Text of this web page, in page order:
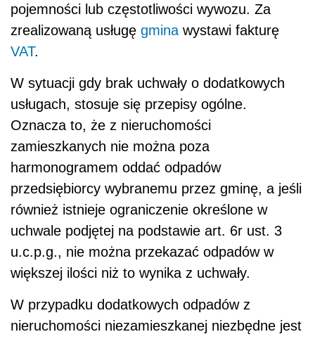
pojemności lub częstotliwości wywozu. Za
zrealizowaną usługę gmina wystawi fakturę
VAT.
W sytuacji gdy brak uchwały o dodatkowych
usługach, stosuje się przepisy ogólne.
Oznacza to, że z nieruchomości
zamieszkanych nie można poza
harmonogramem oddać odpadów
przedsiębiorcy wybranemu przez gminę, a jeśli
również istnieje ograniczenie określone w
uchwale podjętej na podstawie art. 6r ust. 3
u.c.p.g., nie można przekazać odpadów w
większej ilości niż to wynika z uchwały.
W przypadku dodatkowych odpadów z
nieruchomości niezamieszkanej niezbędne jest